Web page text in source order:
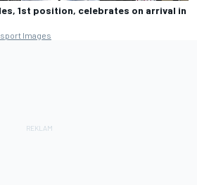
1st position, celebrates on arrival in
Images